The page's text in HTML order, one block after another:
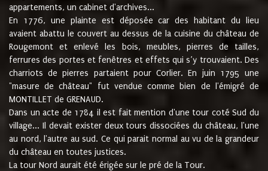
appartements, un cabinet d'archives...
En 1776, une plainte est déposée car des habitant du lieu
avaient abattu le couvert au dessus de la cuisine du château de
Rougemont et enlevé les bois, meubles, pierres de tailles,
ferrures des portes et fenêtres et effets qui s’y trouvaient. Des
charriots de pierres partaient pour Corlier. En juin 1795 une
"masure de château" fut vendue comme bien de l'émigré de
MONTILLET de GRENAUD.
Dans un acte de 1784 il est fait mention d'une tour coté Sud du
village... Il devait exister deux tours dissociées du château, l'une
au nord, l'autre au sud. Ce qui parait normal au vu de la grandeur
du château en toutes justices.
La tour Nord aurait été érigée sur le pré de la Tour.